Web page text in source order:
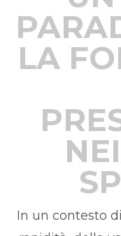
LA
In un contesto